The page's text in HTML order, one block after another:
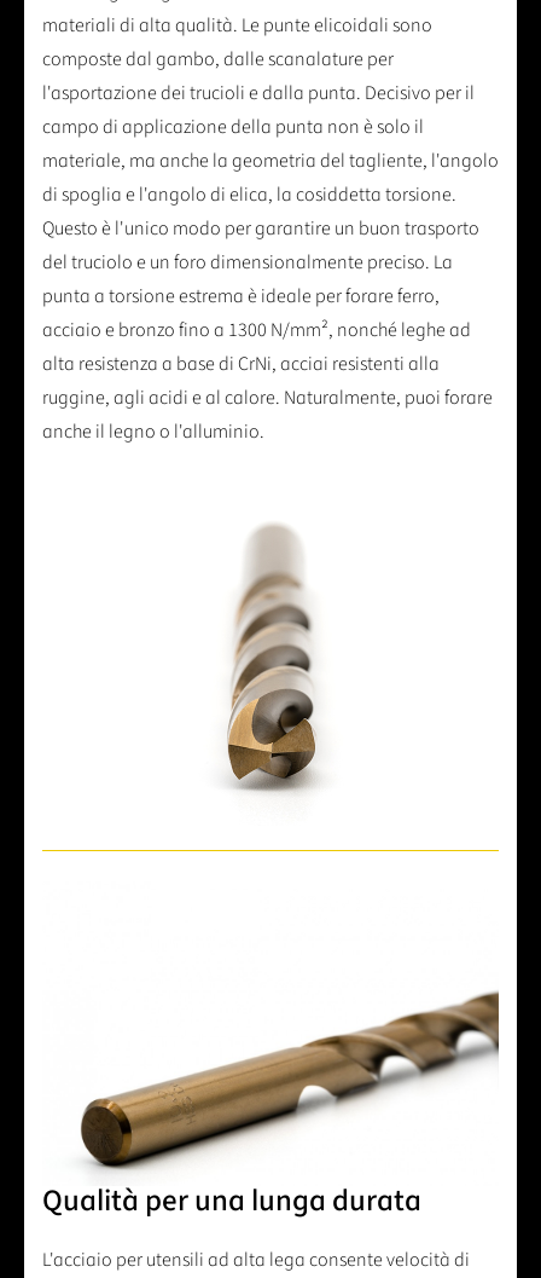
materiali di alta qualità. Le punte elicoidali sono
composte dal gambo, dalle scanalature per
l'asportazione dei trucioli e dalla punta. Decisivo per il
campo di applicazione della punta non è solo il
materiale, ma anche la geometria del tagliente, l'angolo
di spoglia e l'angolo di elica, la cosiddetta torsione.
Questo è l'unico modo per garantire un buon trasporto
del truciolo e un foro dimensionalmente preciso. La
punta a torsione estrema è ideale per forare ferro,
acciaio e bronzo fino a 1300 N/mm², nonché leghe ad
alta resistenza a base di CrNi, acciai resistenti alla
ruggine, agli acidi e al calore. Naturalmente, puoi forare
anche il legno o l'alluminio.
Qualità per una lunga durata
L'acciaio per utensili ad alta lega consente velocità di